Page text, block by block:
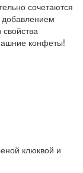
сочетаются
конфеты!